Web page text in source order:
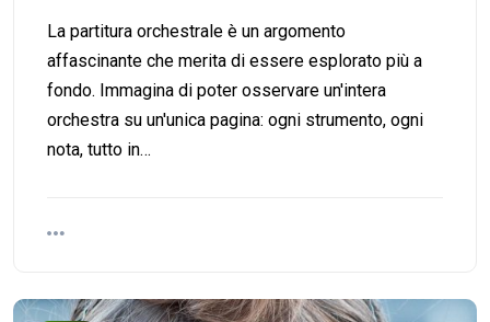
La partitura orchestrale è un argomento
affascinante che merita di essere esplorato più a
fondo. Immagina di poter osservare un'intera
orchestra su un'unica pagina: ogni strumento, ogni
nota, tutto in…